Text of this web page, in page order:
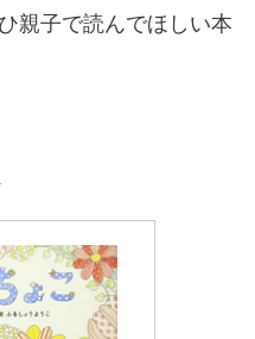
親子で読んでほしい本